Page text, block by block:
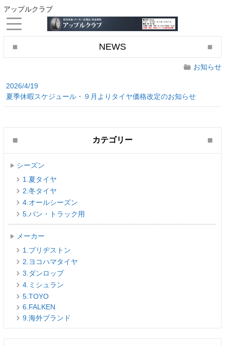
アップルクラブ
NEWS
お知らせ
2026/4/19
夏季休暇スケジュール・９月よりタイヤ価格改定のお知らせ
カテゴリー
シーズン
1.夏タイヤ
2.冬タイヤ
4.オールシーズン
5.バン・トラック用
メーカー
1.ブリヂストン
2.ヨコハマタイヤ
3.ダンロップ
4.ミシュラン
5.TOYO
6.FALKEN
9.海外ブランド